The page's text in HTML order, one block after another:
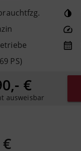
PS)
€
ausweisbar